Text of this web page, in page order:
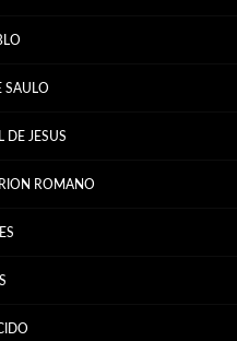
SAULO
DE JESUS
ROMANO